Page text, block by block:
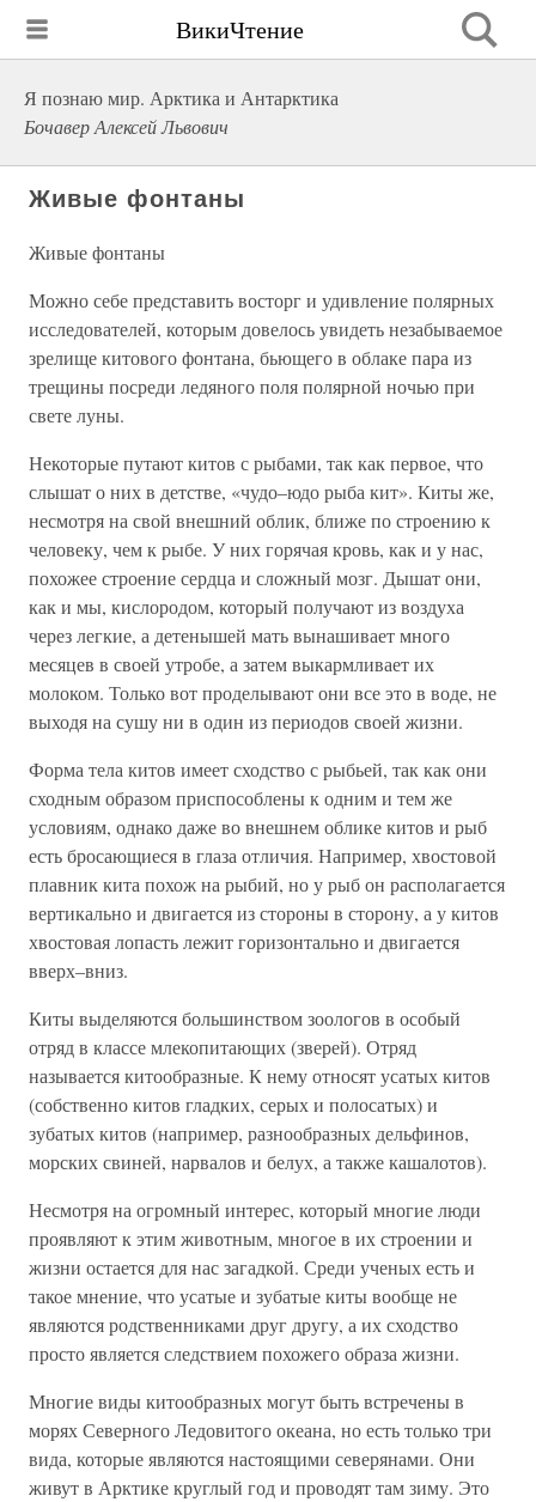
ВикиЧтение
Я познаю мир. Арктика и Антарктика
Бочавер Алексей Львович
Живые фонтаны
Живые фонтаны
Можно себе представить восторг и удивление полярных
исследователей, которым довелось увидеть незабываемое
зрелище китового фонтана, бьющего в облаке пара из
трещины посреди ледяного поля полярной ночью при
свете луны.
Некоторые путают китов с рыбами, так как первое, что
слышат о них в детстве, «чудо–юдо рыба кит». Киты же,
несмотря на свой внешний облик, ближе по строению к
человеку, чем к рыбе. У них горячая кровь, как и у нас,
похожее строение сердца и сложный мозг. Дышат они,
как и мы, кислородом, который получают из воздуха
через легкие, а детенышей мать вынашивает много
месяцев в своей утробе, а затем выкармливает их
молоком. Только вот проделывают они все это в воде, не
выходя на сушу ни в один из периодов своей жизни.
Форма тела китов имеет сходство с рыбьей, так как они
сходным образом приспособлены к одним и тем же
условиям, однако даже во внешнем облике китов и рыб
есть бросающиеся в глаза отличия. Например, хвостовой
плавник кита похож на рыбий, но у рыб он располагается
вертикально и двигается из стороны в сторону, а у китов
хвостовая лопасть лежит горизонтально и двигается
вверх–вниз.
Киты выделяются большинством зоологов в особый
отряд в классе млекопитающих (зверей). Отряд
называется китообразные. К нему относят усатых китов
(собственно китов гладких, серых и полосатых) и
зубатых китов (например, разнообразных дельфинов,
морских свиней, нарвалов и белух, а также кашалотов).
Несмотря на огромный интерес, который многие люди
проявляют к этим животным, многое в их строении и
жизни остается для нас загадкой. Среди ученых есть и
такое мнение, что усатые и зубатые киты вообще не
являются родственниками друг другу, а их сходство
просто является следствием похожего образа жизни.
Многие виды китообразных могут быть встречены в
морях Северного Ледовитого океана, но есть только три
вида, которые являются настоящими северянами. Они
живут в Арктике круглый год и проводят там зиму. Это